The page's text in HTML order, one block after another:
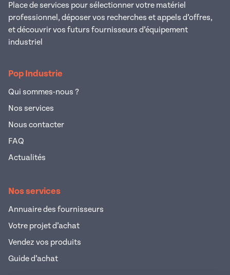
Place de services pour sélectionner votre matériel
professionnel, déposer vos recherches et appels d’offres,
et découvrir vos futurs fournisseurs d’équipement
industriel
Pop Industrie
Qui sommes-nous ?
Nos services
Nous contacter
FAQ
Actualités
Nos services
Annuaire des fournisseurs
Votre projet d’achat
Vendez vos produits
Guide d’achat